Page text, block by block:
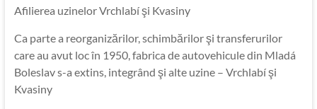
Afilierea uzinelor Vrchlabí şi Kvasiny
Ca parte a reorganizărilor, schimbărilor şi transferurilor
care au avut loc în 1950, fabrica de autovehicule din Mladá
Boleslav s-a extins, integrând şi alte uzine – Vrchlabí şi
Kvasiny